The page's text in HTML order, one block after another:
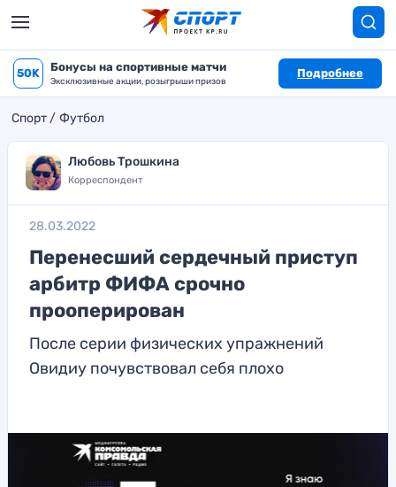
50K Бонусы на спортивные матчи
Эксклюзивные акции, розыгрыши призов
Подробнее
Спорт Футбол
Любовь Трошкина
Корреспондент
28.03.2022
Перенесший сердечный приступ
арбитр ФИФА срочно
прооперирован
После серии физических упражнений
Овидиу почувствовал себя плохо